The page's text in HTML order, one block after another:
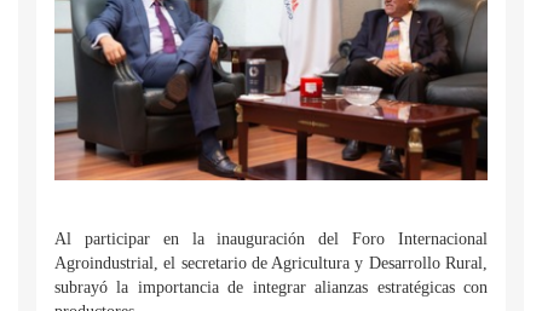
Al participar en la inauguración del Foro Internacional
Agroindustrial, el secretario de Agricultura y Desarrollo Rural,
subrayó la importancia de integrar alianzas estratégicas con